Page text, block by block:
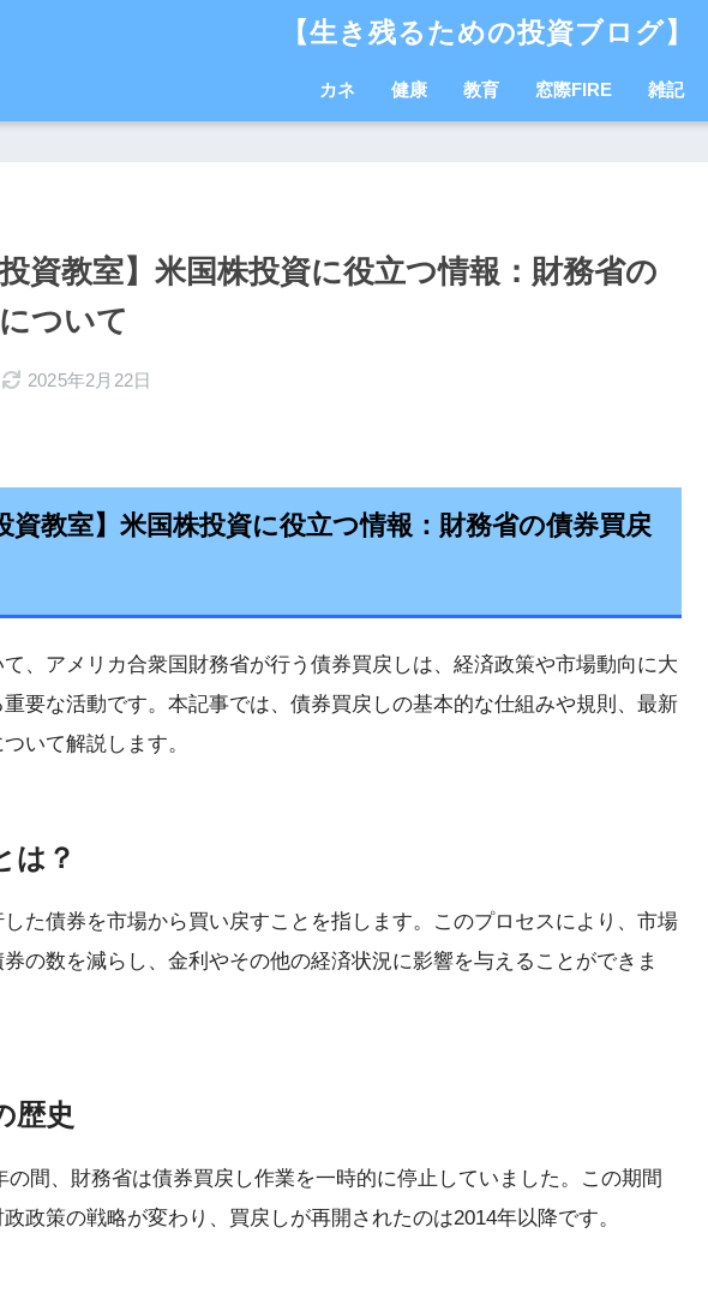
【生き残るための投資ブログ】
カネ 健康 教育 窓際FIRE 雑記
投資教室】米国株投資に役立つ情報：財務省の
ついて
2025年2月22日
資教室】米国株投資に役立つ情報：財務省の債券買戻
、アメリカ合衆国財務省が行う債券買戻しは、経済政策や市場動向に大
要な活動です。本記事では、債券買戻しの基本的な仕組みや規則、最新
いて解説します。
は？
た債券を市場から買い戻すことを指します。このプロセスにより、市場
の数を減らし、金利やその他の経済状況に影響を与えることができま
歴史
の間、財務省は債券買戻し作業を一時的に停止していました。この期間
政策の戦略が変わり、買戻しが再開されたのは2014年以降です。